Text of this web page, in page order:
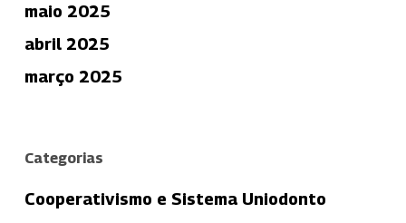
maio 2025
abril 2025
março 2025
Categorias
Cooperativismo e Sistema Uniodonto